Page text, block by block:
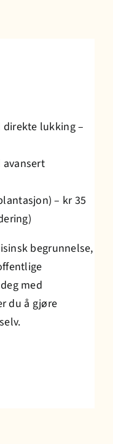
direkte lukking –
avansert
– kr 35
begrunnelse,
med
du å gjøre